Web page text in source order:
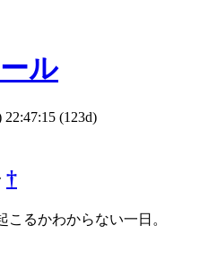
ル
(123d)
†
こるかわからない一日。